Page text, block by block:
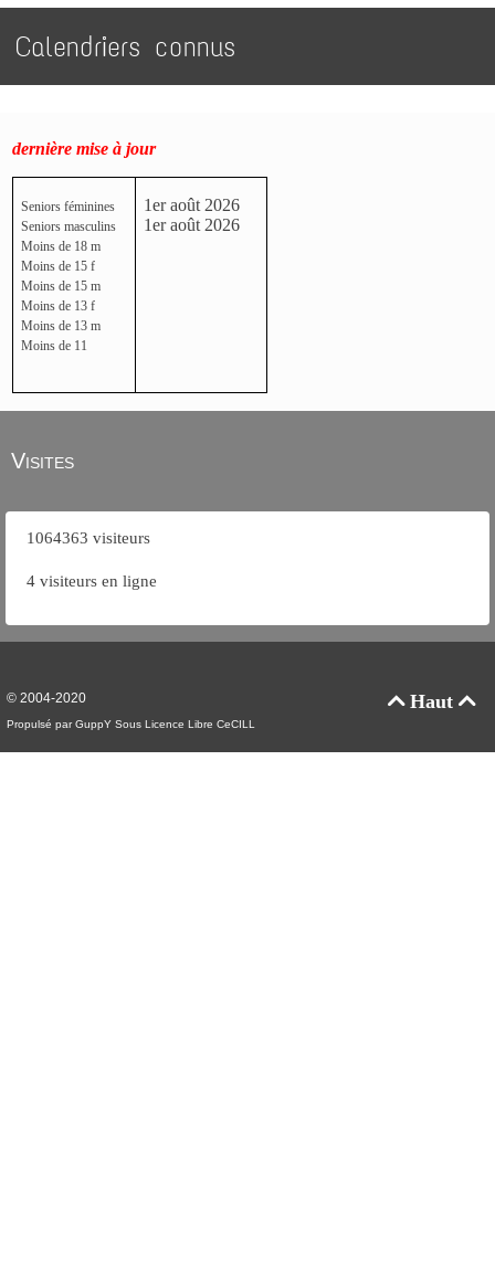
Calendriers connus
dernière mise à jour
Seniors féminines
Seniors masculins
Moins de 18 m
Moins de 15 f
Moins de 15 m
Moins de 13 f
Moins de 13 m
Moins de 11
1er août 2026
1er août 2026
Visites
1064363 visiteurs
4 visiteurs en ligne
Haut 
© 2004-2020
Propulsé par GuppY Sous Licence Libre CeCILL